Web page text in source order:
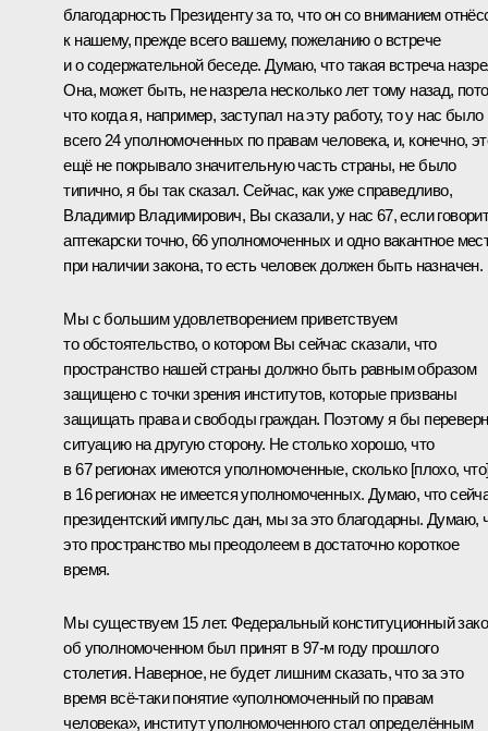
благодарность Президенту за то, что он со вниманием
к нашему, прежде всего вашему, пожеланию о встрече
и о содержательной беседе. Думаю, что такая встреча
Она, может быть, не назрела несколько лет тому назад,
что когда я, например, заступал на эту работу, то у нас было
всего 24 уполномоченных по правам человека, и, конечно,
ещё не покрывало значительную часть страны, не было
типично, я бы так сказал. Сейчас, как уже справедливо,
Владимир Владимирович, Вы сказали, у нас 67, если
аптекарски точно, 66 уполномоченных и одно вакантное
при наличии закона, то есть человек должен быть назначен.
Мы с большим удовлетворением приветствуем
то обстоятельство, о котором Вы сейчас сказали, что
пространство нашей страны должно быть равным образом
защищено с точки зрения институтов, которые призваны
защищать права и свободы граждан. Поэтому я бы
ситуацию на другую сторону. Не столько хорошо, что
в 67 регионах имеются уполномоченные, сколько [плохо,
в 16 регионах не имеется уполномоченных. Думаю, что
президентский импульс дан, мы за это благодарны. Думаю,
это пространство мы преодолеем в достаточно короткое
время.
Мы существуем 15 лет. Федеральный конституционный
об уполномоченном был принят в 97-м году прошлого
столетия. Наверное, не будет лишним сказать, что за это
время всё‑таки понятие «уполномоченный по правам
человека», институт уполномоченного стал определённым